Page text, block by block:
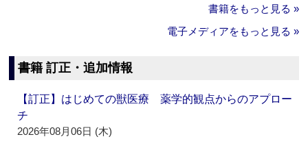
書籍をもっと見る »
電子メディアをもっと見る »
書籍 訂正・追加情報
【訂正】はじめての獣医療 薬学的観点からのアプロー
チ
2026年08月06日 (木)